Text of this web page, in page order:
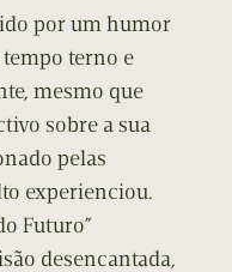
por um humor
terno e
mesmo que
sobre a sua
pelas
experienciou.
Futuro”
desencantada,